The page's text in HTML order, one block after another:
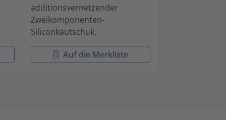
additionsvernetzender
Zweikomponenten-
Siliconkautschuk.
Auf die Merkliste